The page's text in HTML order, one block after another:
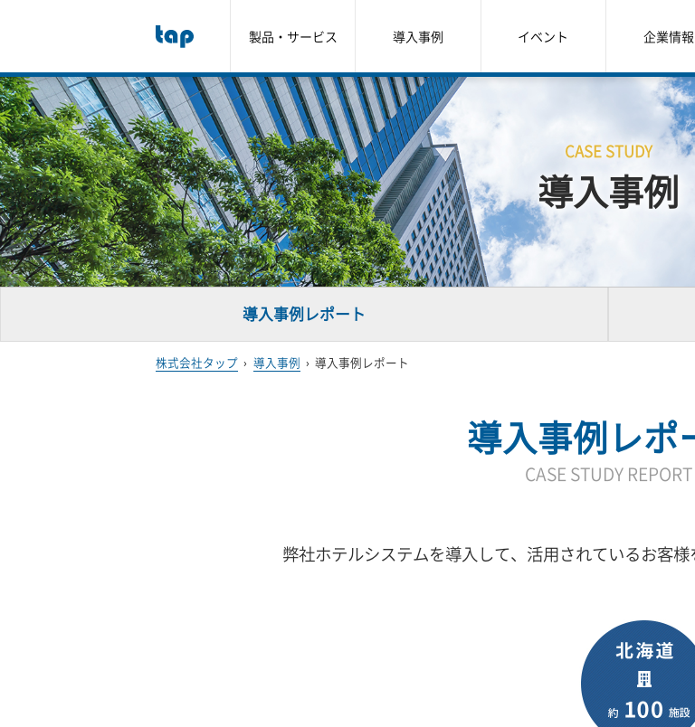
製品・サービス 導入事例 イベント 企業情報
CASE STUDY
導入事例
導入事例レポート
株式会社タップ › 導入事例 › 導入事例レポート
導入事例レポ
CASE STUDY REPORT
弊社ホテルシステムを導入して、活用されているお客様